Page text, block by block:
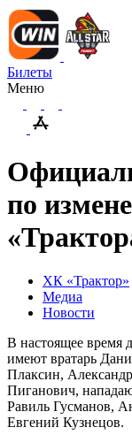
Билеты
Меню
по
ХК «Трактор»
Медиа
Новости
В настоящее время
имеют вратарь
Плаксин,
Пиганович,
Равиль Гусманов,
Евгений Кузнецов.